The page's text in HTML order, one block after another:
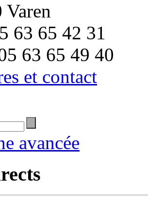
Varen
63 65 42 31
63 65 49 40
et contact
avancée